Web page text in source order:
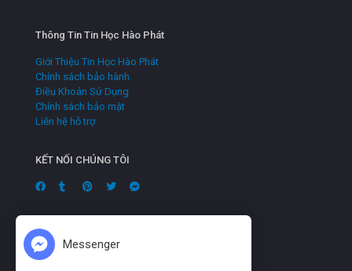
Thông Tin Tin Học Hào Phát
Giới Thiệu Tin Học Hào Phát
Chính sách bảo hành
Điều Khoản Sử Dụng
Chính sách bảo mật
Liên hệ hỗ trợ
KẾT NỐI CHÚNG TÔI
Messenger